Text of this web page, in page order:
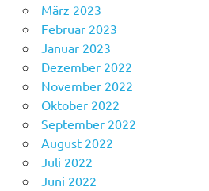
März 2023
Februar 2023
Januar 2023
Dezember 2022
November 2022
Oktober 2022
September 2022
August 2022
Juli 2022
Juni 2022